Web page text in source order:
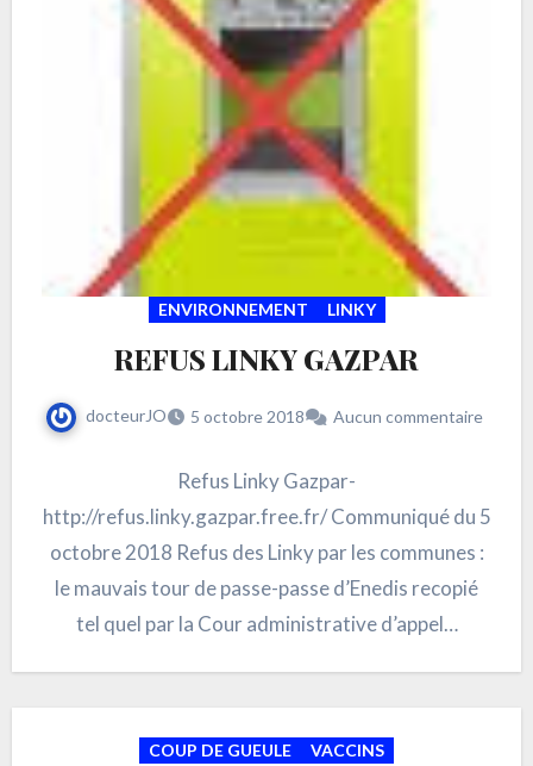
ENVIRONNEMENT LINKY
REFUS LINKY GAZPAR
docteurJO 5 octobre 2018 Aucun commentaire
Refus Linky Gazpar-
http://refus.linky.gazpar.free.fr/ Communiqué du 5
octobre 2018 Refus des Linky par les communes :
le mauvais tour de passe-passe d’Enedis recopié
tel quel par la Cour administrative d’appel…
COUP DE GUEULE VACCINS